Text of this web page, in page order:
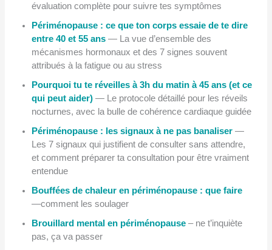
évaluation complète pour suivre tes symptômes
Périménopause : ce que ton corps essaie de te dire
entre 40 et 55 ans— La vue d’ensemble des
mécanismes hormonaux et des 7 signes souvent
attribués à la fatigue ou au stress
Pourquoi tu te réveilles à 3h du matin à 45 ans (et ce
qui peut aider)— Le protocole détaillé pour les réveils
nocturnes, avec la bulle de cohérence cardiaque guidée
Périménopause : les signaux à ne pas banaliser—
Les 7 signaux qui justifient de consulter sans attendre,
et comment préparer ta consultation pour être vraiment
entendue
Bouffées de chaleur en périménopause : que faire
—comment les soulager
Brouillard mental en périménopause– ne t’inquiète
pas, ça va passer